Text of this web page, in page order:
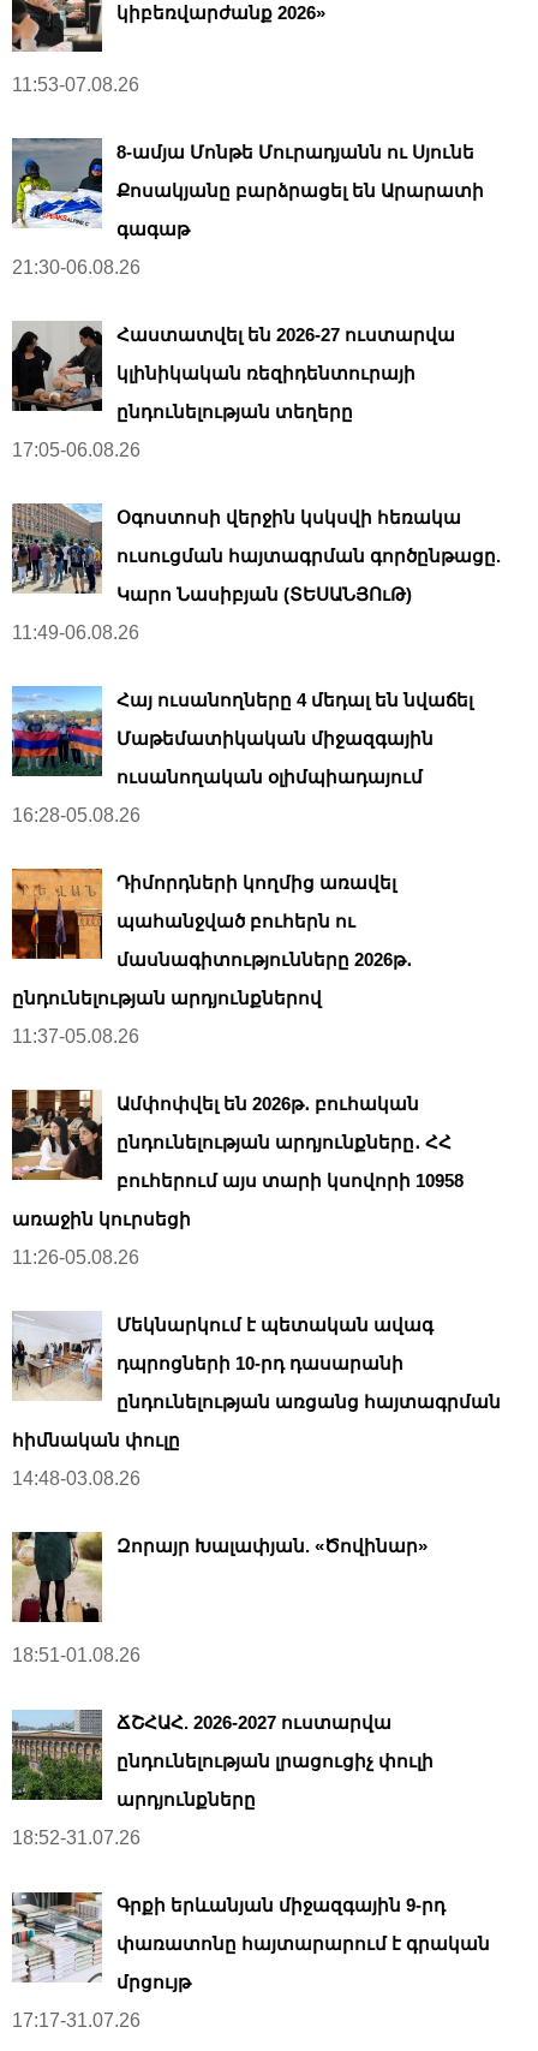
կիբեռվարժանք 2026»
11:53-07.08.26
8-ամյա Մոնթե Մուրադյանն ու Սյունե
Քոսակյանը բարձրացել են Արարատի
գագաթ
21:30-06.08.26
Հաստատվել են 2026-27 ուստարվա
կլինիկական ռեզիդենտուրայի
ընդունելության տեղերը
17:05-06.08.26
Օգոստոսի վերջին կսկսվի հեռակա
ուսուցման հայտագրման գործընթացը.
Կարո Նասիբյան (ՏԵՍԱՆՅՈւԹ)
11:49-06.08.26
Հայ ուսանողները 4 մեդալ են նվաճել
Մաթեմատիկական միջազգային
ուսանողական օլիմպիադայում
16:28-05.08.26
Դիմորդների կողմից առավել
պահանջված բուհերն ու
մասնագիտությունները 2026թ․
ընդունելության արդյունքներով
11:37-05.08.26
Ամփոփվել են 2026թ․ բուհական
ընդունելության արդյունքները․ ՀՀ
բուհերում այս տարի կսովորի 10958
առաջին կուրսեցի
11:26-05.08.26
Մեկնարկում է պետական ավագ
դպրոցների 10-րդ դասարանի
ընդունելության առցանց հայտագրման
հիմնական փուլը
14:48-03.08.26
Զորայր Խալափյան. «Ծովինար»
18:51-01.08.26
ՃՇՀԱՀ. 2026-2027 ուստարվա
ընդունելության լրացուցիչ փուլի
արդյունքները
18:52-31.07.26
Գրքի երևանյան միջազգային 9-րդ
փառատոնը հայտարարում է գրական
մրցույթ
17:17-31.07.26